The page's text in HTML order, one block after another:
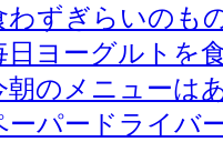
わずぎらいのも
日ヨーグルトを
朝のメニューは
ーパードライバ